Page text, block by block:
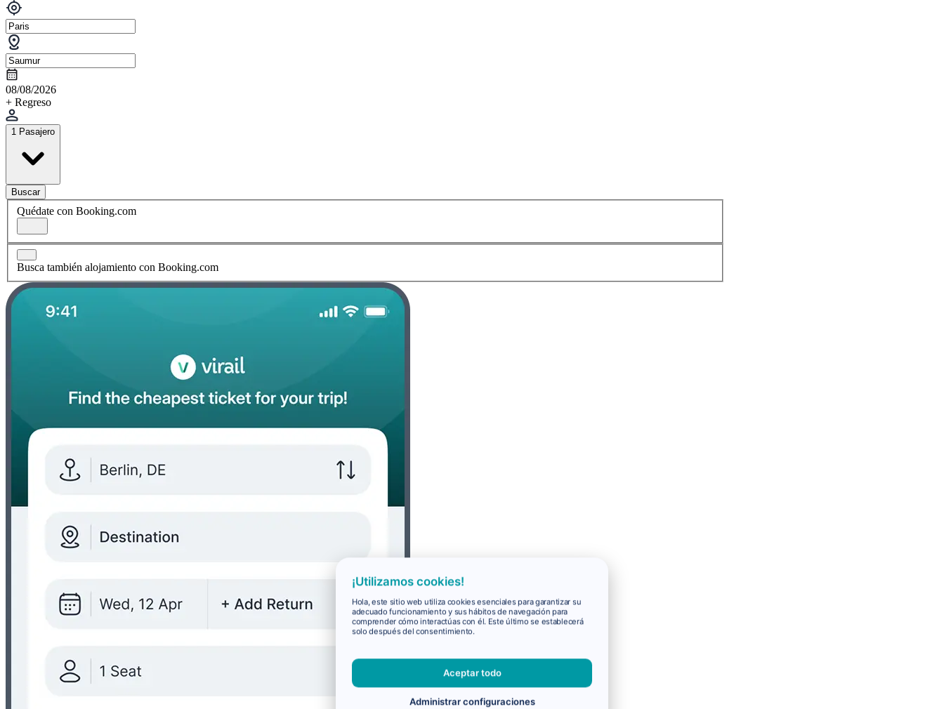
08/08/2026
+ Regreso
1 Pasajero
Buscar
Quédate con Booking.com
Busca también alojamiento con Booking.com
¡Utilizamos cookies!
Hola, este sitio web utiliza cookies esenciales para garantizar su
adecuado funcionamiento y sus hábitos de navegación para
comprender cómo interactúas con él. Este último se establecerá
solo después del consentimiento.
Aceptar todo
Administrar configuraciones